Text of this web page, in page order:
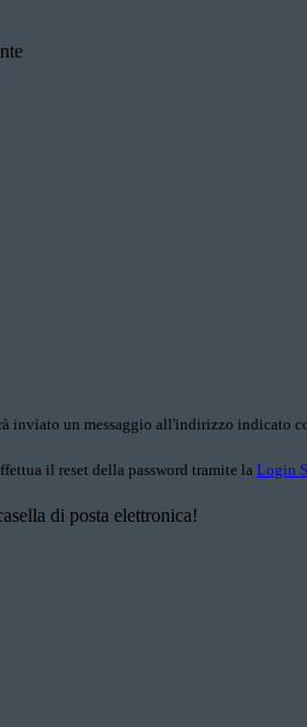
inviato un messaggio all'indirizzo indicato
il reset della password tramite la Login
di posta elettronica!